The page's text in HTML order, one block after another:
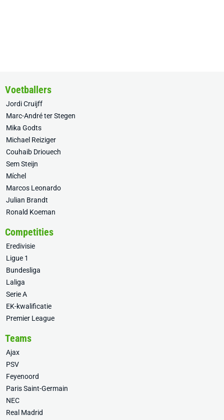
Voetballers
Jordi Cruijff
Marc-André ter Stegen
Mika Godts
Michael Reiziger
Couhaib Driouech
Sem Steijn
Míchel
Marcos Leonardo
Julian Brandt
Ronald Koeman
Competities
Eredivisie
Ligue 1
Bundesliga
Laliga
Serie A
EK-kwalificatie
Premier League
Teams
Ajax
PSV
Feyenoord
Paris Saint-Germain
NEC
Real Madrid